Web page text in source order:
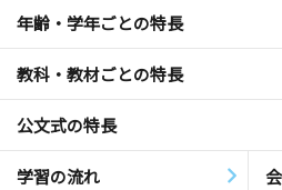
年齢・学年ごとの特長
教科・教材ごとの特長
公文式の特長
学習の流れ